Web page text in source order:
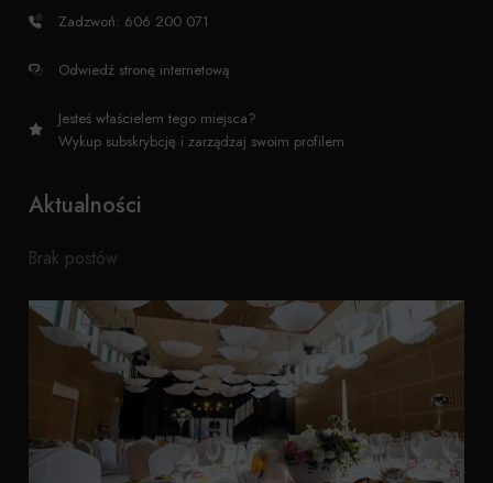
Zadzwoń: 606 200 071
Odwiedź stronę internetową
Jesteś właścielem tego miejsca?
Wykup subskrybcję i zarządzaj swoim profilem
Aktualności
Brak postów